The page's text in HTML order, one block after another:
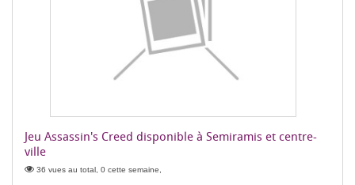
Jeu Assassin's Creed disponible à Semiramis et centre-
ville
36 vues au total, 0 cette semaine,